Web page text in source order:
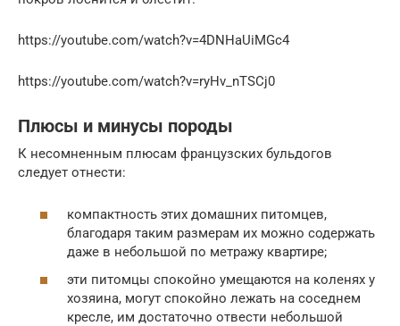
https://youtube.com/watch?v=4DNHaUiMGc4
https://youtube.com/watch?v=ryHv_nTSCj0
Плюсы и минусы породы
К несомненным плюсам французских бульдогов
следует отнести:
компактность этих домашних питомцев,
благодаря таким размерам их можно содержать
даже в небольшой по метражу квартире;
эти питомцы спокойно умещаются на коленях у
хозяина, могут спокойно лежать на соседнем
кресле, им достаточно отвести небольшой